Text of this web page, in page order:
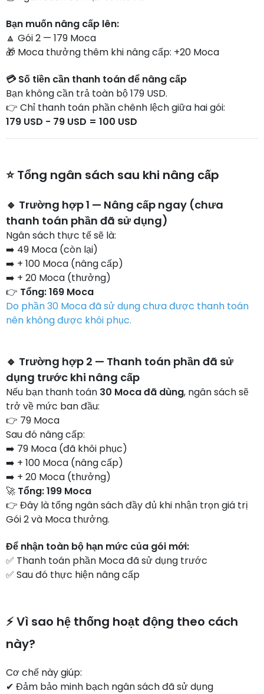
Bạn muốn nâng cấp lên:
🔼 Gói 2 — 179 Moca
🎁 Moca thưởng thêm khi nâng cấp: +20 Moca
💳 Số tiền cần thanh toán để nâng cấp
Bạn không cần trả toàn bộ 179 USD.
👉 Chỉ thanh toán phần chênh lệch giữa hai gói:
179 USD − 79 USD = 100 USD
⭐ Tổng ngân sách sau khi nâng cấp
🔹 Trường hợp 1 — Nâng cấp ngay (chưa
thanh toán phần đã sử dụng)
Ngân sách thực tế sẽ là:
➡️ 49 Moca (còn lại)
➡️ + 100 Moca (nâng cấp)
➡️ + 20 Moca (thưởng)
👉 Tổng: 169 Moca
Do phần 30 Moca đã sử dụng chưa được thanh toán
nên không được khôi phục.
🔹 Trường hợp 2 — Thanh toán phần đã sử
dụng trước khi nâng cấp
Nếu bạn thanh toán 30 Moca đã dùng, ngân sách sẽ
trở về mức ban đầu:
👉 79 Moca
Sau đó nâng cấp:
➡️ 79 Moca (đã khôi phục)
➡️ + 100 Moca (nâng cấp)
➡️ + 20 Moca (thưởng)
🚀 Tổng: 199 Moca
👉 Đây là tổng ngân sách đầy đủ khi nhận trọn giá trị
Gói 2 và Moca thưởng.
Để nhận toàn bộ hạn mức của gói mới:
✅ Thanh toán phần Moca đã sử dụng trước
✅ Sau đó thực hiện nâng cấp
⚡ Vì sao hệ thống hoạt động theo cách
này?
Cơ chế này giúp:
✔ Đảm bảo minh bạch ngân sách đã sử dụng